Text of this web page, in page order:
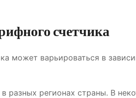
счетчика
может варьироваться в
разных регионах страны. В